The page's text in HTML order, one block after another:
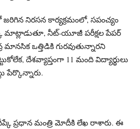
జరిగిన నిరసన కార్యక్రమంలో, సపంచ్యం
నీట్-యూజీ పరీక్షల పేపర్
మానసిక ఒత్తిడికి గురవుతున్నారని
దేశవ్యాప్తంగా 11 మంది విద్యార్థులు
పేర్కొన్నారు.
ప్రధాన మంత్రి మోదీకి లేఖ రాశారు. ఈ